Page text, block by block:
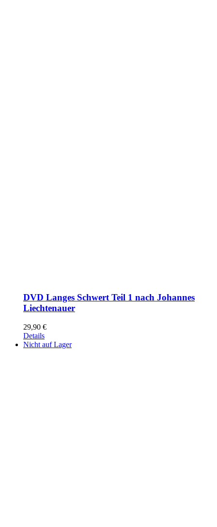
DVD Langes Schwert Teil 1 nach Johannes
Liechtenauer
29,90 €
Details
Nicht auf Lager